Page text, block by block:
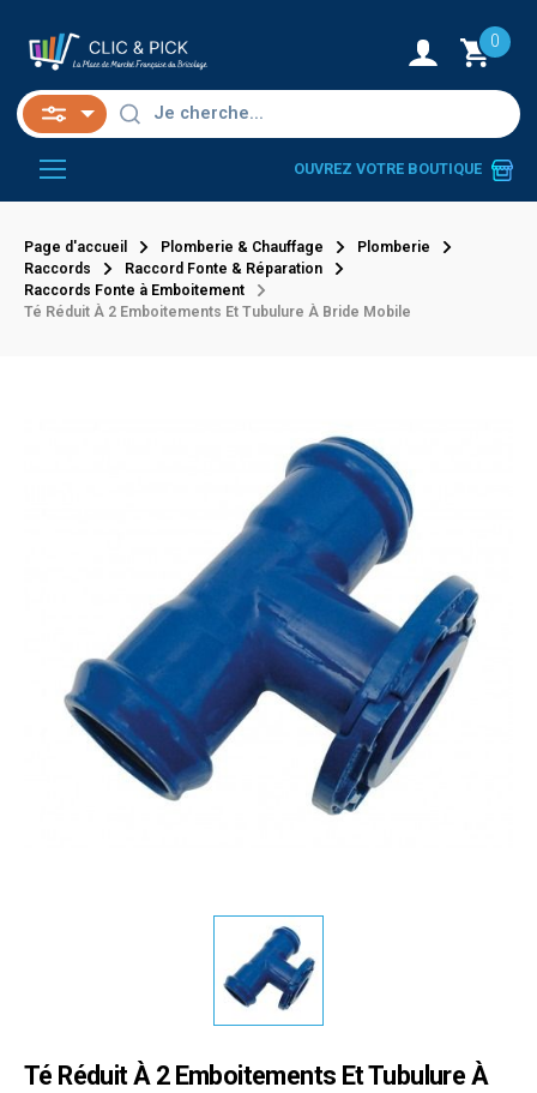
0
OUVREZ VOTRE BOUTIQUE
Page d'accueil Plomberie & Chauffage
Plomberie
Raccords
Raccord Fonte & Réparation
Raccords Fonte à Emboitement
Té Réduit À 2 Emboitements Et Tubulure À Bride Mobile
Té Réduit À 2 Emboitements Et Tubulure À